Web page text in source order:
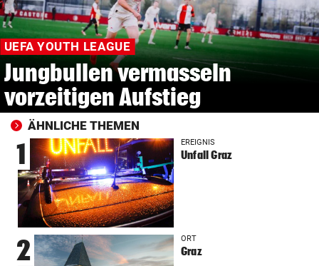
UEFA YOUTH LEAGUE
Jungbullen vermasseln
vorzeitigen Aufstieg
ÄHNLICHE THEMEN
1 EREIGNIS
Unfall Graz
2 ORT
Graz